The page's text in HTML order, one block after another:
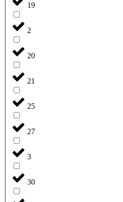
19
2
20
21
25
27
3
30